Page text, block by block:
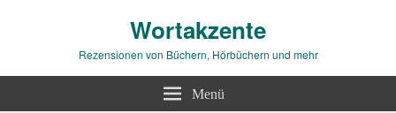
Wortakzente
Rezensionen von Büchern, Hörbüchern und mehr
Menü